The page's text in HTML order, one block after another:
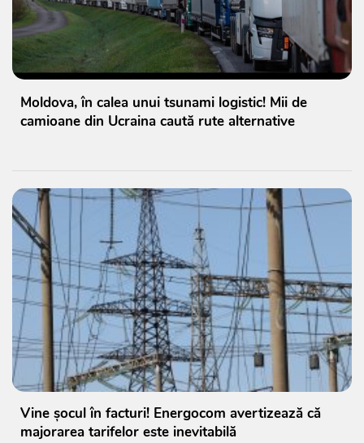
Moldova, în calea unui tsunami logistic! Mii de
camioane din Ucraina caută rute alternative
Vine șocul în facturi! Energocom avertizează că
majorarea tarifelor este inevitabilă